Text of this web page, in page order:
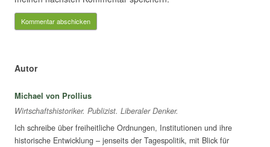
Autor
Michael von Prollius
Wirtschaftshistoriker. Publizist. Liberaler Denker.
Ich schreibe über freiheitliche Ordnungen, Institutionen und ihre
historische Entwicklung – jenseits der Tagespolitik, mit Blick für